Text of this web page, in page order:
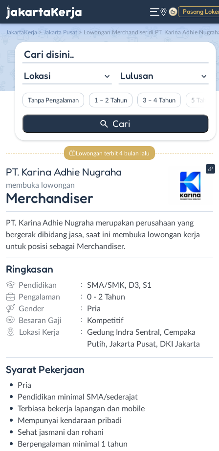
Pasang
Gelap
JakartaKerja > Jakarta Pusat > Lowongan Merchandiser di PT. Karina Adhie
Lokasi Lulusan
Tanpa Pengalaman 1 – 2 Tahun 3 – 4 Tahun 5 Tahun
Lowongan terbit 4 bulan lalu
PT. Karina Adhie Nugraha
membuka lowongan
Merchandiser
PT. Karina Adhie Nugraha merupakan perusahaan yang
bergerak dibidang jasa, saat ini membuka lowongan kerja
untuk posisi sebagai Merchandiser.
Ringkasan
Pendidikan :
SMA/SMK, D3, S1
Pengalaman
:
0 - 2 Tahun
Gender
:
Pria
Besaran Gaji
:
Kompetitif
Lokasi Kerja
:
Gedung Indra Sentral, Cempaka
Putih, Jakarta Pusat, DKI Jakarta
Syarat Pekerjaan
Pria
Pendidikan minimal SMA/sederajat
Terbiasa bekerja lapangan dan mobile
Mempunyai kendaraan pribadi
Sehat jasmani dan rohani
Berpengalaman minimal 1 tahun